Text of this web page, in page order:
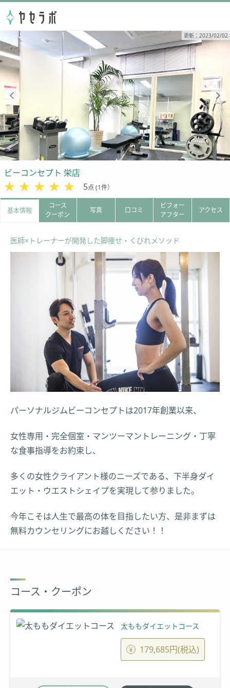
更新：2023/02/02
ビーコンセプト 栄店
★★★★★
★★★★★ 5点 (1件）
基本情報
コース
クーポン
写真 口コミ
ビフォー
アフター
アクセス
医師×トレーナーが開発した脚痩せ・くびれメソッド
パーソナルジムビーコンセプトは2017年創業以来、
女性専用・完全個室・マンツーマントレーニング・丁寧
な食事指導をお約束し、
多くの女性クライアント様のニーズである、下半身ダイ
エット・ウエストシェイプを実現して参りました。
今年こそは人生で最高の体を目指したい方、是非まずは
無料カウンセリングにお越しください！！
コース・クーポン
太ももダイエットコース
179,685円(税込)